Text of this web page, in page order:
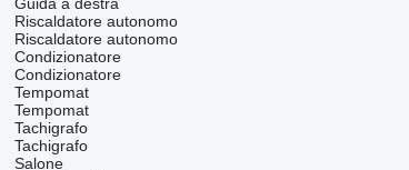
Riscaldatore autonomo
Riscaldatore autonomo
Condizionatore
Condizionatore
Tempomat
Tempomat
Tachigrafo
Tachigrafo
Salone